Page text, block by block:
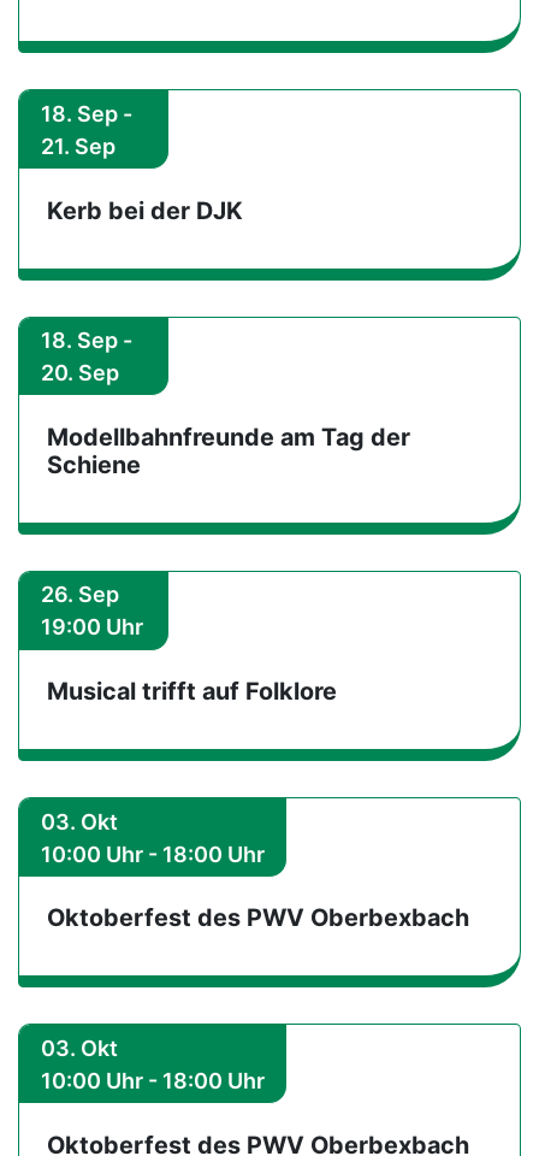
18. Sep -
21. Sep
Kerb bei der DJK
18. Sep -
20. Sep
Modellbahnfreunde am Tag der
Schiene
26. Sep
19:00 Uhr
Musical trifft auf Folklore
03. Okt
10:00 Uhr - 18:00 Uhr
Oktoberfest des PWV Oberbexbach
03. Okt
10:00 Uhr - 18:00 Uhr
Oktoberfest des PWV Oberbexbach